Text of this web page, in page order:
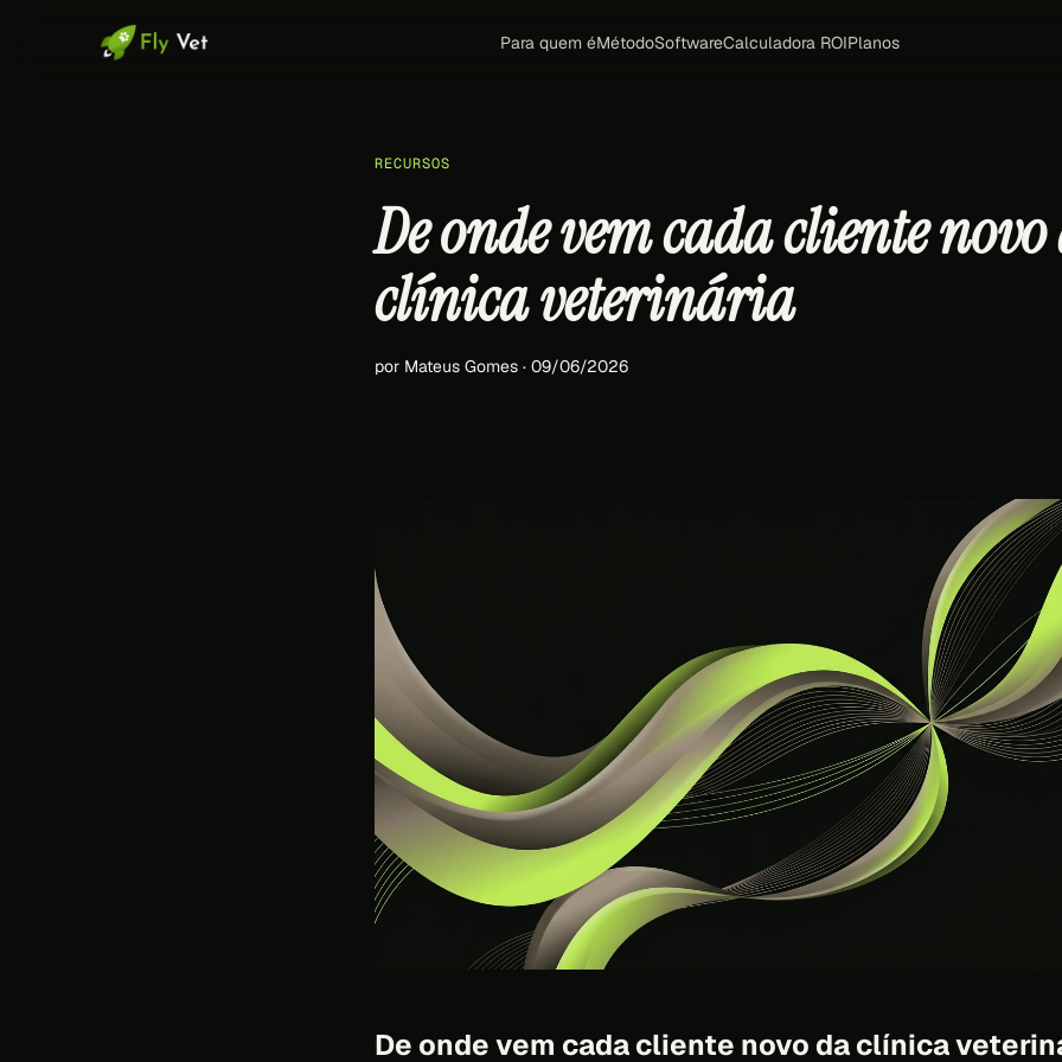
Para quem éMétodoSoftwareCalculadora ROIPlanos
RECURSOS
De onde vem cada cliente
clínica veterinária
por Mateus Gomes · 09/06/2026
De onde vem cada cliente novo da clínica